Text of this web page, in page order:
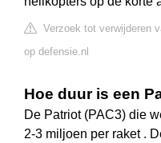
Verzoek tot verwijderen
op defensie.nl
Hoe duur is een
De Patriot (PAC3) die
2-3 miljoen per raket .